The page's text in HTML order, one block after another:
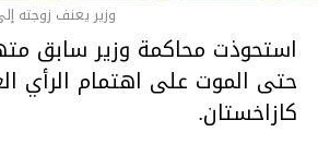
وزير يعنف زوجته
استحوذت محاكمة وزير سابق
حتى الموت على اهتمام الرأي
كازاخستان.